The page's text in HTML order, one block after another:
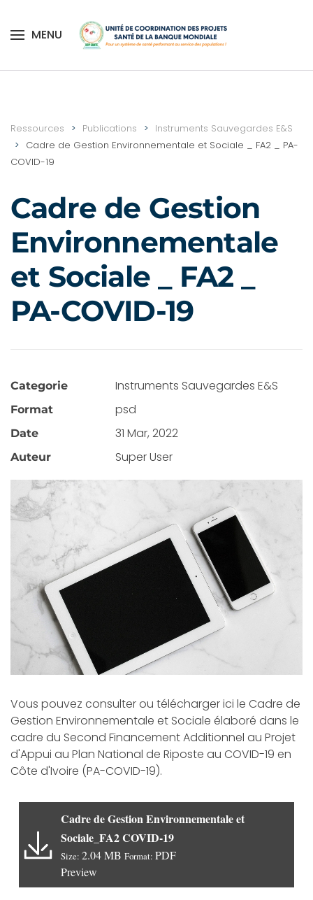
Skip to main content
MENU
Ressources Publications
Instruments Sauvegardes E&S
Cadre de Gestion Environnementale et Sociale _ FA2 _ PA-
COVID-19
Cadre de Gestion
Environnementale
et Sociale _ FA2 _
PA-COVID-19
Categorie Instruments Sauvegardes E&S
Format psd
Date 31 Mar, 2022
Auteur Super User
Vous pouvez consulter ou télécharger ici le Cadre de
Gestion Environnementale et Sociale élaboré dans le
cadre du Second Financement Additionnel au Projet
d'Appui au Plan National de Riposte au COVID-19 en
Côte d'Ivoire (PA-COVID-19).
Cadre de Gestion Environnementale et
Sociale_FA2 COVID-19
Size: 2.04 MB Format: PDF
Preview